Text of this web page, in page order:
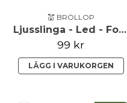
💒 BRÖLLOP
Ljusslinga - Led - Foto
99 kr
LÄGG I VARUKORGEN